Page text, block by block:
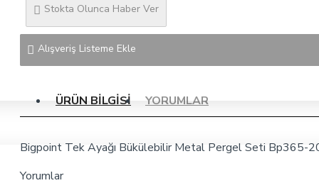
Stokta Olunca Haber Ver
Alışveriş Listeme Ekle
ÜRÜN BILGISI YORUMLAR
Bigpoint Tek Ayağı Bükülebilir Metal Pergel Seti Bp365-
Yorumlar